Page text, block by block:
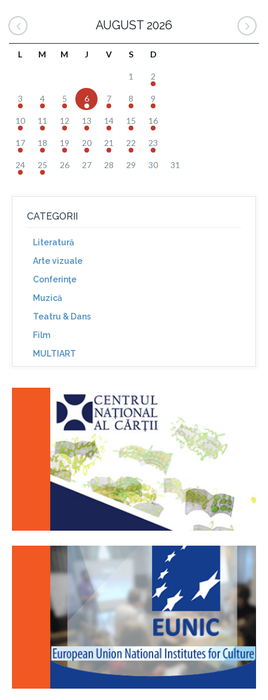
AUGUST 2026
L M M J V S D
1 2
3 4 5 6 7 8 9
10 11 12 13 14 15 16
17 18 19 20 21 22 23
24 25 26 27 28 29 30 31
CATEGORII
Literatură
Arte vizuale
Conferinţe
Muzică
Teatru & Dans
Film
MULTIART